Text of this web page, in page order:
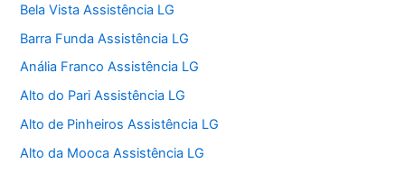
Bela Vista Assistência LG
Barra Funda Assistência LG
Anália Franco Assistência LG
Alto do Pari Assistência LG
Alto de Pinheiros Assistência LG
Alto da Mooca Assistência LG